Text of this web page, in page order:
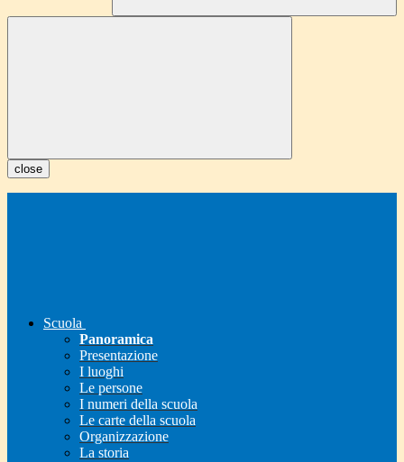
close
Scuola
Panoramica
Presentazione
I luoghi
Le persone
I numeri della scuola
Le carte della scuola
Organizzazione
La storia